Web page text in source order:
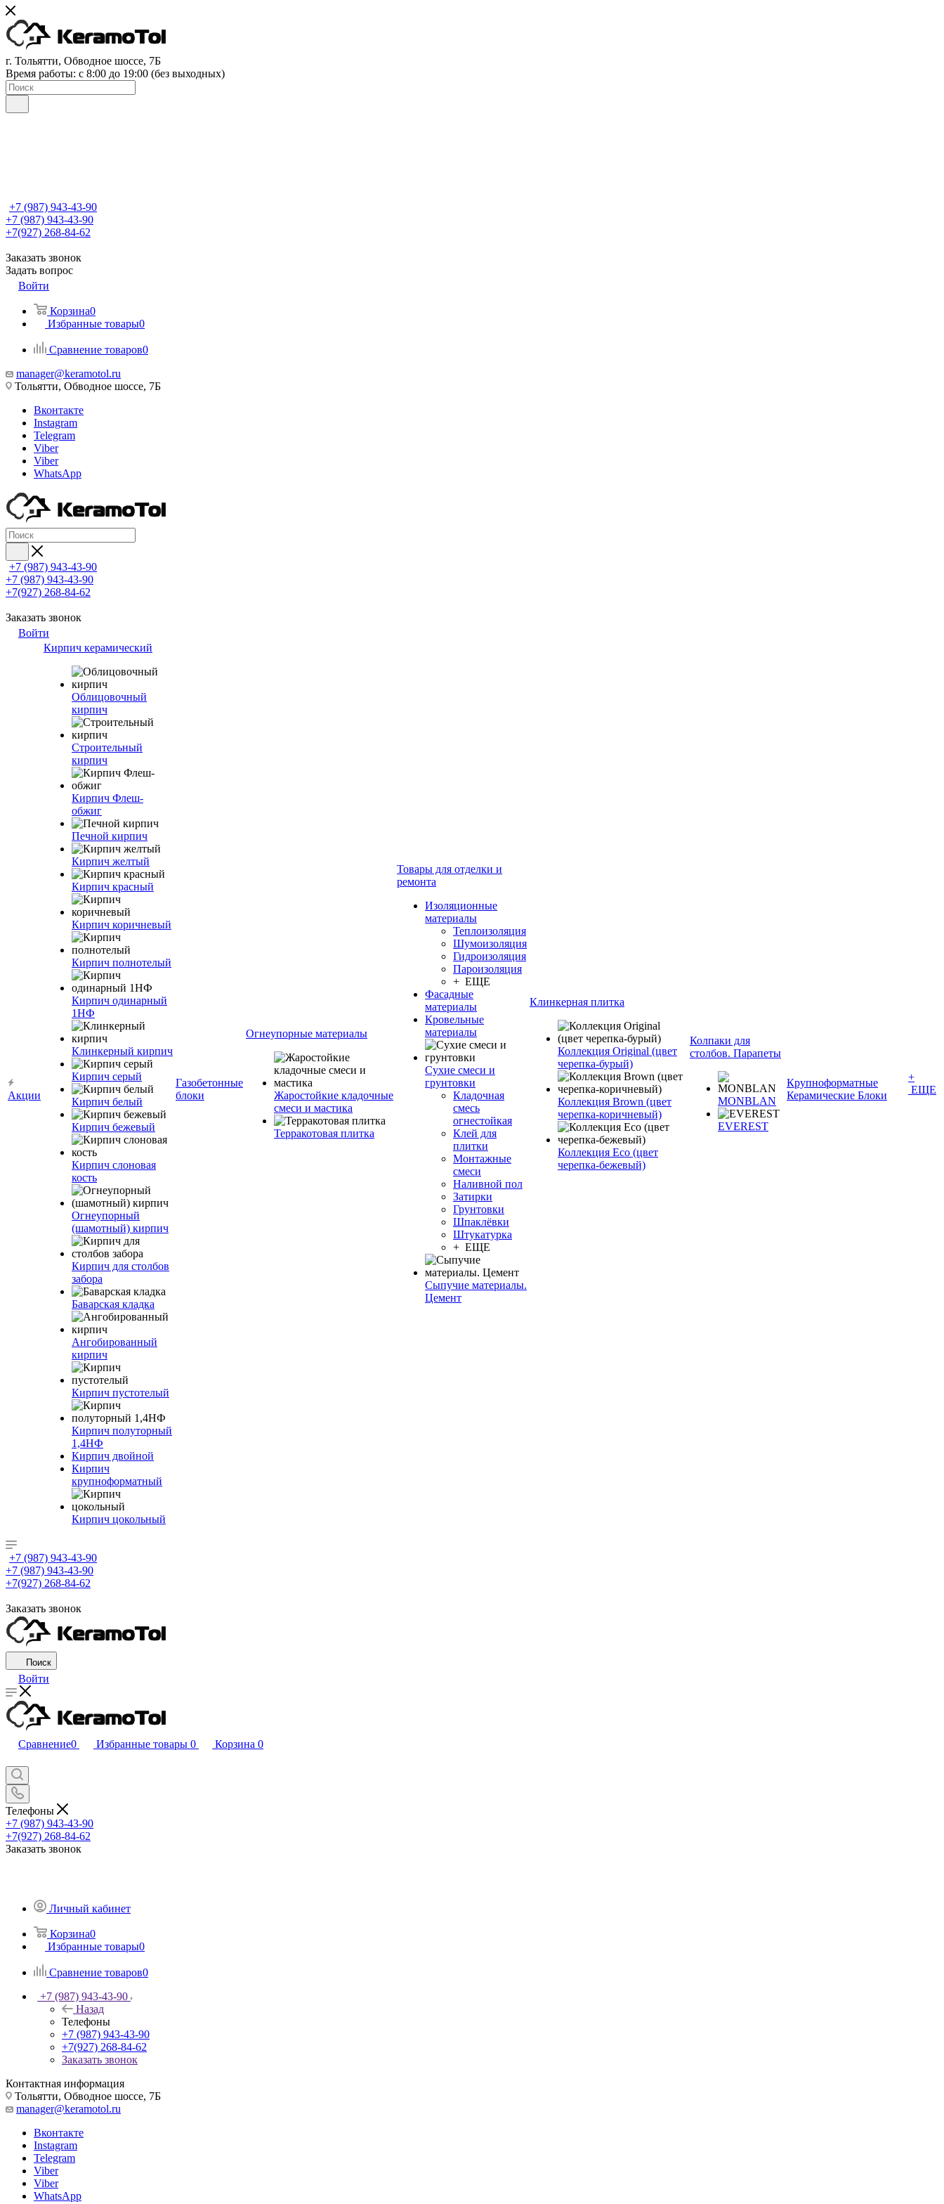
г. Тольятти, Обводное шоссе, 7Б
Время работы: c 8:00 до 19:00 (без выходных)
+7 (987) 943-43-90
+7 (987) 943-43-90
+7(927) 268-84-62
Заказать звонок
Задать вопрос
Войти
Корзина0
Избранные товары0
Сравнение товаров0
manager@keramotol.ru
Тольятти, Обводное шоссе, 7Б
Вконтакте
Instagram
Telegram
Viber
Viber
WhatsApp
+7 (987) 943-43-90
+7 (987) 943-43-90
+7(927) 268-84-62
Заказать звонок
Войти
Акции
Кирпич керамический
Облицовочный
кирпич
Строительный
кирпич
Кирпич Флеш-
обжиг
Печной кирпич
Кирпич желтый
Кирпич красный
Кирпич коричневый
Кирпич полнотелый
Кирпич одинарный
1НФ
Клинкерный кирпич
Кирпич серый
Кирпич белый
Кирпич бежевый
Кирпич слоновая
кость
Огнеупорный
(шамотный) кирпич
Кирпич для столбов
забора
Баварская кладка
Ангобированный
кирпич
Кирпич пустотелый
Кирпич полуторный
1,4НФ
Кирпич двойной
Кирпич
крупноформатный
Кирпич цокольный
Газобетонные
блоки
Огнеупорные материалы
Жаростойкие кладочные
смеси и мастика
Терракотовая плитка
Товары для отделки и
ремонта
Изоляционные
материалы
Теплоизоляция
Шумоизоляция
Гидроизоляция
Пароизоляция
+ ЕЩЕ
Фасадные
материалы
Кровельные
материалы
Сухие смеси и
грунтовки
Кладочная
смесь
огнестойкая
Клей для
плитки
Монтажные
смеси
Наливной пол
Затирки
Грунтовки
Шпаклёвки
Штукатурка
+ ЕЩЕ
Сыпучие материалы.
Цемент
Клинкерная плитка
Коллекция Original (цвет
черепка-бурый)
Коллекция Brown (цвет
черепка-коричневый)
Коллекция Eco (цвет
черепка-бежевый)
Колпаки для
столбов. Парапеты
MONBLAN
EVEREST
Крупноформатные
Керамические Блоки
+
ЕЩЕ
+7 (987) 943-43-90
+7 (987) 943-43-90
+7(927) 268-84-62
Заказать звонок
Поиск
Войти
Сравнение0 Избранные товары 0 Корзина 0
Телефоны
+7 (987) 943-43-90
+7(927) 268-84-62
Заказать звонок
Личный кабинет
Корзина0
Избранные товары0
Сравнение товаров0
+7 (987) 943-43-90
Назад
Телефоны
+7 (987) 943-43-90
+7(927) 268-84-62
Заказать звонок
Контактная информация
Тольятти, Обводное шоссе, 7Б
manager@keramotol.ru
Вконтакте
Instagram
Telegram
Viber
Viber
WhatsApp